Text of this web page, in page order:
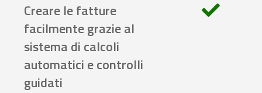
Creare le fatture
facilmente grazie al
sistema di calcoli
automatici e controlli
guidati